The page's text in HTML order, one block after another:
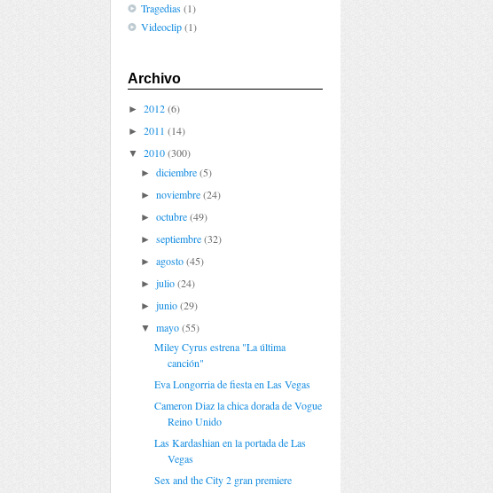
Tragedias(1)
Videoclip(1)
Archivo
► 2012(6)
► 2011 (14)
▼ 2010(300)
►diciembre (5)
►noviembre (24)
►octubre (49)
►septiembre (32)
►agosto (45)
►julio (24)
►junio (29)
▼mayo (55)
Miley Cyrus estrena "La última
canción"
Eva Longorria de fiesta en Las Vegas
Cameron Diaz la chica dorada de Vogue
Reino Unido
Las Kardashian en la portada de Las
Vegas
Sex and the City 2 gran premiere